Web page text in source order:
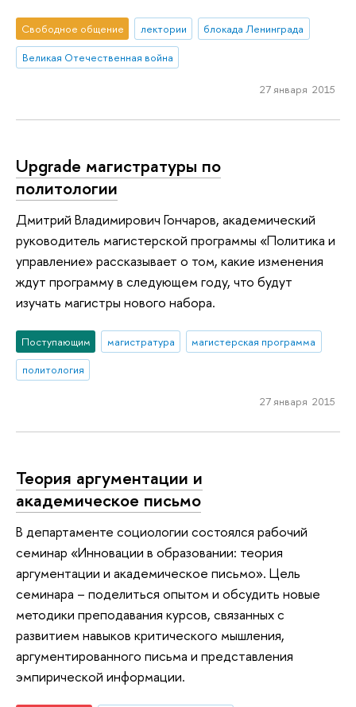
Свободное общение лектории
блокада Ленинграда
Великая Отечественная война
27 января 2015
Upgrade магистратуры по
политологии
Дмитрий Владимирович Гончаров, академический
руководитель магистерской программы «Политика и
управление» рассказывает о том, какие изменения
ждут программу в следующем году, что будут
изучать магистры нового набора.
Поступающим магистратура
магистерская программа
политология
27 января 2015
Теория аргументации и
академическое письмо
В департаменте социологии состоялся рабочий
семинар «Инновации в образовании: теория
аргументации и академическое письмо». Цель
семинара – поделиться опытом и обсудить новые
методики преподавания курсов, связанных с
развитием навыков критического мышления,
аргументированного письма и представления
эмпирической информации.